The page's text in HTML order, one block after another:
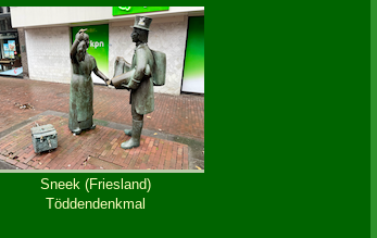
Sneek (Friesland)
Töddendenkmal